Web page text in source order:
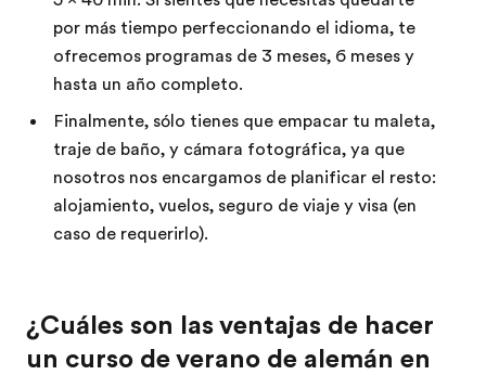
por más tiempo perfeccionando el idioma, te
ofrecemos programas de 3 meses, 6 meses y
hasta un año completo.
Finalmente, sólo tienes que empacar tu maleta,
traje de baño, y cámara fotográfica, ya que
nosotros nos encargamos de planificar el resto:
alojamiento, vuelos, seguro de viaje y visa (en
caso de requerirlo).
¿Cuáles son las ventajas de hacer
un curso de verano de alemán en